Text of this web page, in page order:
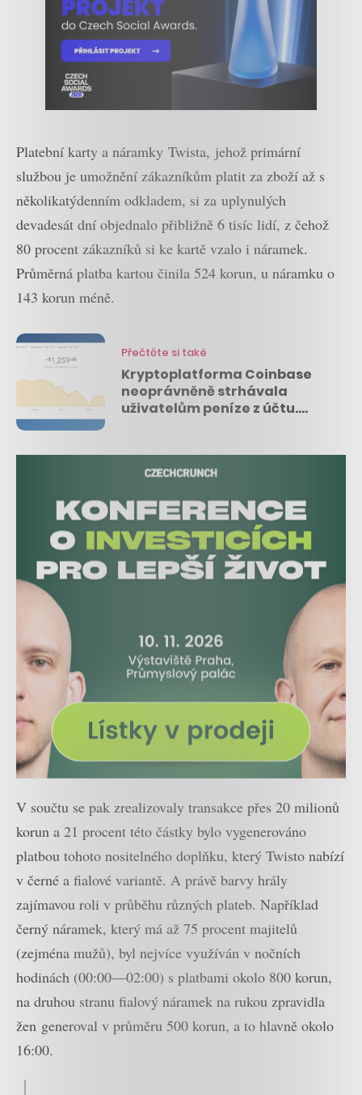
Platební karty a náramky Twista, jehož primární
službou je umožnění zákazníkům platit za zboží až s
několikatýdenním odkladem, si za uplynulých
devadesát dní objednalo přibližně 6 tisíc lidí, z čehož
80 procent zákazníků si ke kartě vzalo i náramek.
Průměrná platba kartou činila 524 korun, u náramku o
143 korun méně.
Přečtěte si také
Kryptoplatforma Coinbase
neoprávněně strhávala
uživatelům peníze z účtu.
V součtu se pak zrealizovaly transakce přes 20 milionů
korun a 21 procent této částky bylo vygenerováno
platbou tohoto nositelného doplňku, který Twisto nabízí
v černé a fialové variantě. A právě barvy hrály
zajímavou roli v průběhu různých plateb. Například
černý náramek, který má až 75 procent majitelů
(zejména mužů), byl nejvíce využíván v nočních
hodinách (00:00—02:00) s platbami okolo 800 korun,
na druhou stranu fialový náramek na rukou zpravidla
žen generoval v průměru 500 korun, a to hlavně okolo
16:00.